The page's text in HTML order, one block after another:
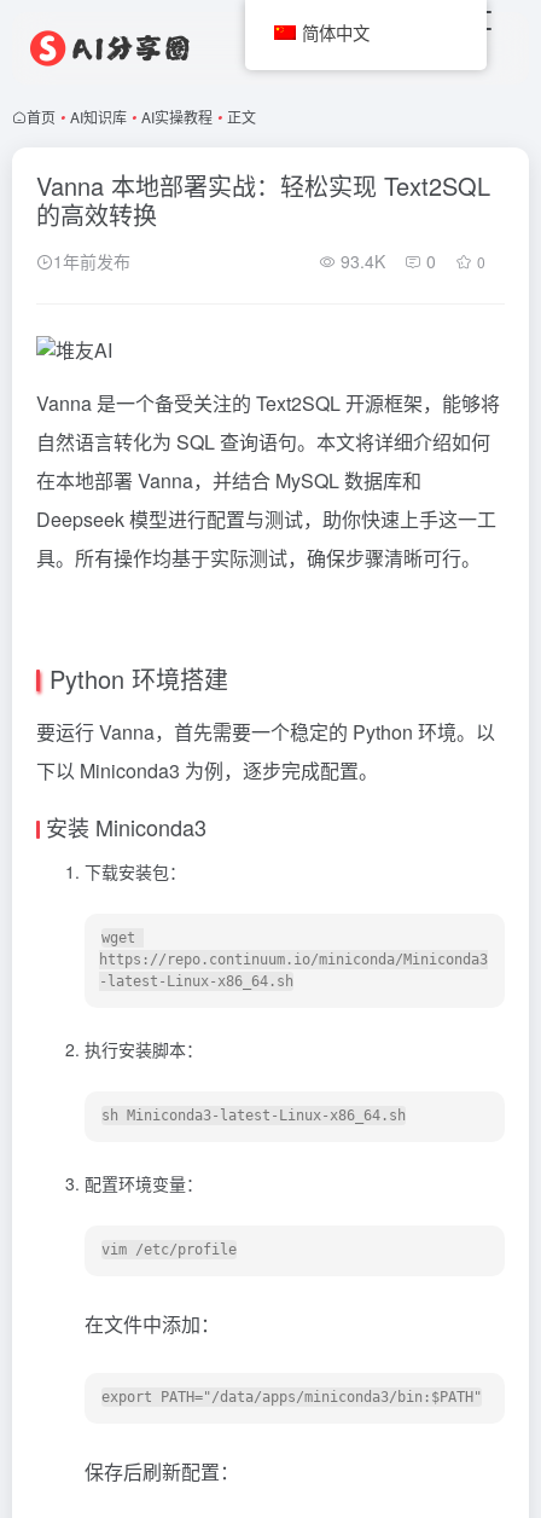
首页 • AI知识库 • AI实操教程 • 正文
Vanna 本地部署实战：轻松实现 Text2SQL
的高效转换
1年前发布 93.4K 0 0
Vanna 是一个备受关注的 Text2SQL 开源框架，能够将
自然语言转化为 SQL 查询语句。本文将详细介绍如何
在本地部署 Vanna，并结合 MySQL 数据库和
Deepseek模型进行配置与测试，助你快速上手这一工
具。所有操作均基于实际测试，确保步骤清晰可行。
Python 环境搭建
要运行 Vanna，首先需要一个稳定的 Python 环境。以
下以 Miniconda3 为例，逐步完成配置。
安装 Miniconda3
下载安装包：
wget
https://repo.continuum.io/miniconda/Miniconda3
执行安装脚本：
配置环境变量：
在文件中添加：
保存后刷新配置：
简体中文